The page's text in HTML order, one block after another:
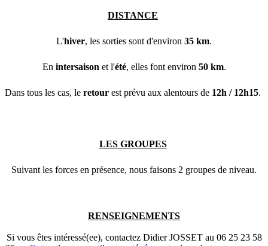
DISTANCE
L'hiver, les sorties sont d'environ 35 km.
En intersaison et l'été, elles font environ 50 km.
Dans tous les cas, le retour est prévu aux alentours de 12h / 12h15.
LES GROUPES
Suivant les forces en présence, nous faisons 2 groupes de niveau.
RENSEIGNEMENTS
Si vous êtes intéressé(ee), contactez Didier JOSSET au 06 25 23 58